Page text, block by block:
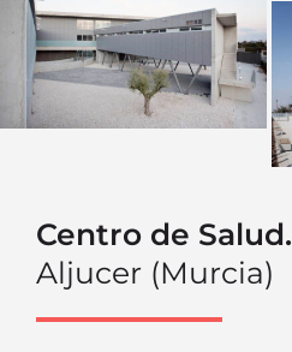
Centro de Salud.
Aljucer (Murcia)